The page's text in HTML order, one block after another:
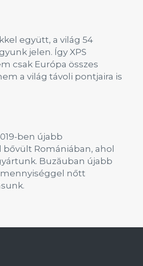
együtt, a világ 54
jelen. Így XPS
csak Európa összes
a világ távoli pontjaira is
ben újabb
bővült Romániában, ahol
Buzăuban újabb
mennyiséggel nőtt